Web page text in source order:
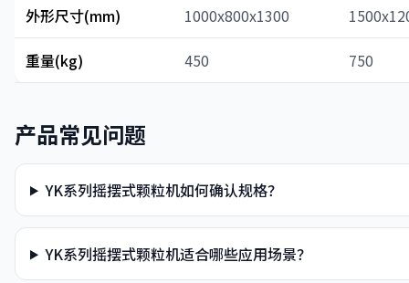
外形尺寸(mm) 1000x800x1300
重量(kg) 450 750
产品常见问题
YK系列摇摆式颗粒机如何确认规格？
YK系列摇摆式颗粒机适合哪些应用场景？